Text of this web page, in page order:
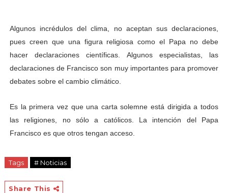
Algunos incrédulos del clima, no aceptan sus declaraciones,
pues creen que una figura religiosa como el Papa no debe
hacer declaraciones científicas. Algunos especialistas, las
declaraciones de Francisco son muy importantes para promover
debates sobre el cambio climático.
Es la primera vez que una carta solemne está dirigida a todos
las religiones, no sólo a católicos. La intención del Papa
Francisco es que otros tengan acceso.
Tags # Noticias
Share This